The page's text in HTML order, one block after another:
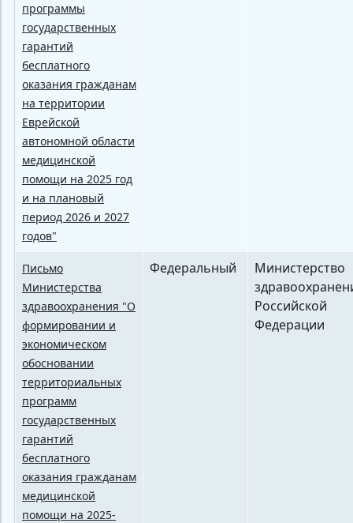
программы
государственных
гарантий
бесплатного
оказания гражданам
на территории
Еврейской
автономной области
медицинской
помощи на 2025 год
и на плановый
период 2026 и 2027
годов"
Письмо
Министерства
здравоохранения "О
формировании и
экономическом
обосновании
территориальных
программ
государственных
гарантий
бесплатного
оказания гражданам
медицинской
помощи на 2025-
Федеральный
Министерство
Российской
Федерации